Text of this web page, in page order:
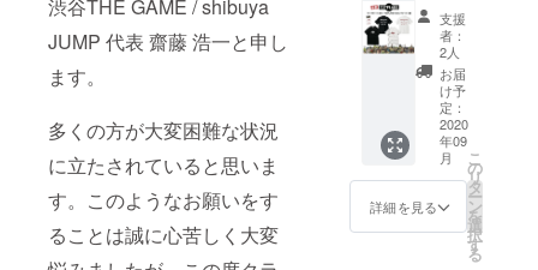
渋谷THE GAME / shibuya
JUMP 代表 齋藤 浩一と申し
ます。
多くの方が大変困難な状況
に立たされていると思いま
す。このようなお願いをす
ることは誠に心苦しく大変
記入く
ださ
い。 ※
掲載不
要の方
は備考
欄へ
【不
要】と
くださ
い
以内。
ZEPHY
RENス
テッ
カー1
枚。 ●
壁面ポ
スター
へのお
名前掲
ステッ
カー1枚
シャツ
(BLAC
K or
WHITE)
1枚。
・サイ
ズ：M /
L / XL /
ケット
(3枚)＋
TOYPL
ANE T
シャツ
＋ス
テッ
カー1枚
支援】
限定100
枚 8000
円 →
7000円
支援
者：
2人
お届
け予
定：
2020
年09
月
詳細を見る
こ
の
リ
タ
ー
ン
を
選
択
す
る